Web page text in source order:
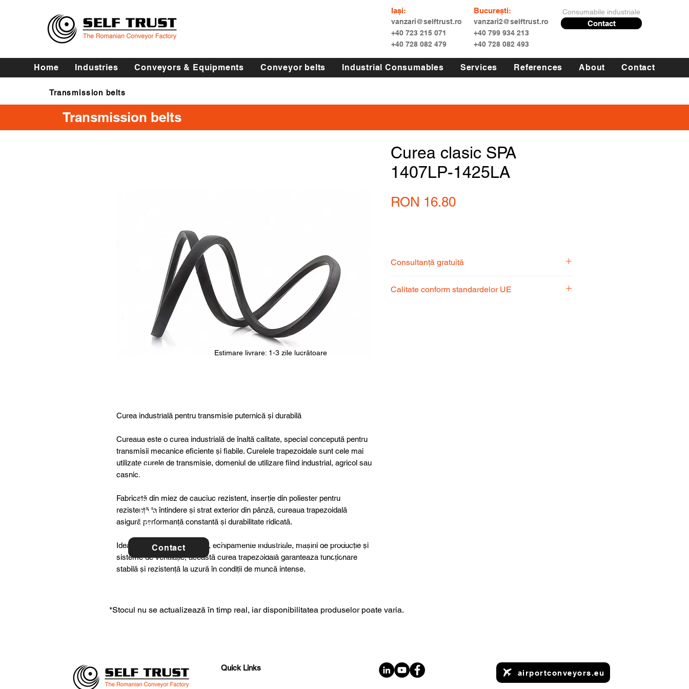
Iași:
vanzari@selftrust.ro
+40 723 215 071
+40 728 082 479
București:
vanzari2@selftrust.ro
+40 799 934 213
+40 728 082 493
Consumabile industriale
Contact
Home Industries Conveyors & Equipments Conveyor belts Industrial Consumables Services References About Contact
Transmission belts
Transmission belts
Transmission belts
Curea industrială pentru transmisie puternică și durabilă
Cureaua este o curea industrială de înaltă calitate, special concepută pentru
transmisii mecanice eficiente și fiabile. Curelele trapezoidale sunt cele mai
utilizate curele de transmisie, domeniul de utilizare fiind industrial, agricol sau
casnic.
Fabricată din miez de cauciuc rezistent, inserție din poliester pentru
rezistență la întindere și strat exterior din pânză, cureaua trapezoidală
asigură performanță constantă și durabilitate ridicată.
Ideală pentru utilaje agricole, echipamente industriale, mașini de producție și
sisteme de ventilație, această curea trapezoidală garantează funcționare
stabilă și rezistență la uzură în condiții de muncă intense.
Curea clasic SPA
1407LP-1425LA
RON 16.80Price
Consultanță gratuită
pentru a alege produsul potrivit nevoilor
Calitate conform standardelor UE
specia
l
cts or
consu
ltancy
we are
to
help
you!
Contact
Estimare livrare: 1-3 zile lucrătoare
For further details, special products or
consultancy we are here to help you!
*Stocul nu se actualizează în timp real, iar disponibilitatea produselor poate varia.
Quick Links
airportconveyors.eu